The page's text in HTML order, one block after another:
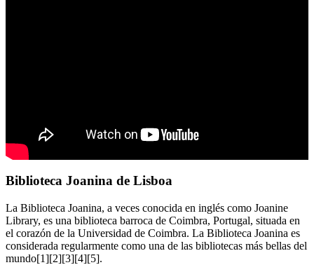
Biblioteca Joanina de Lisboa
La Biblioteca Joanina, a veces conocida en inglés como Joanine
Library, es una biblioteca barroca de Coimbra, Portugal, situada en
el corazón de la Universidad de Coimbra. La Biblioteca Joanina es
considerada regularmente como una de las bibliotecas más bellas del
mundo[1][2][3][4][5].